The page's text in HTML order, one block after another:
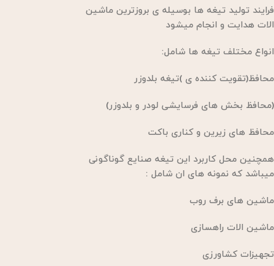
فرایند تولید تیغه ها بوسیله ی بروزترین ماشین
الات هدایت و انجام میشود
انواع مختلف تیغه ها شامل:
محافظ(تقویت کننده ی )تیغه بلدوزر
(محافظ بخش های فرسایشی لودر و بلدوزر)
محافظ های زیرین و کناری باکت
همچنین محل کاربرد این تیغه صنایع گوناگونی
میباشد که نمونه های ان شامل :
ماشین های برف روب
ماشین الات راهسازی
تجهیزات کشاورزی